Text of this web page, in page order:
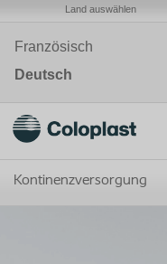
Land auswählen
Französisch
Deutsch
Kontinenzversorgung